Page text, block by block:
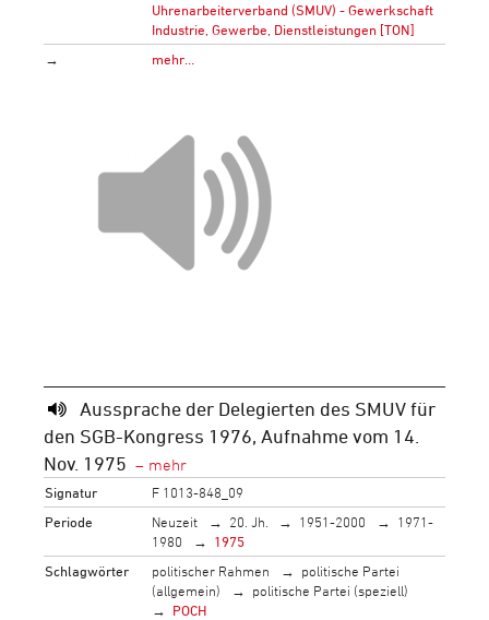
Uhrenarbeiterverband (SMUV) - Gewerkschaft
Industrie, Gewerbe, Dienstleistungen [TON]
→
mehr…
Aussprache der Delegierten des SMUV für
den SGB-Kongress 1976, Aufnahme vom 14.
Nov. 1975
Signatur
F 1013-848_09
Periode
Neuzeit 20. Jh. 1951-2000
1971-
1980
1975
Schlagwörter
politischer Rahmen
politische Partei
(allgemein)
politische Partei (speziell)
POCH